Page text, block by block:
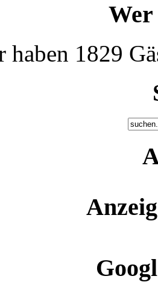
haben 1829